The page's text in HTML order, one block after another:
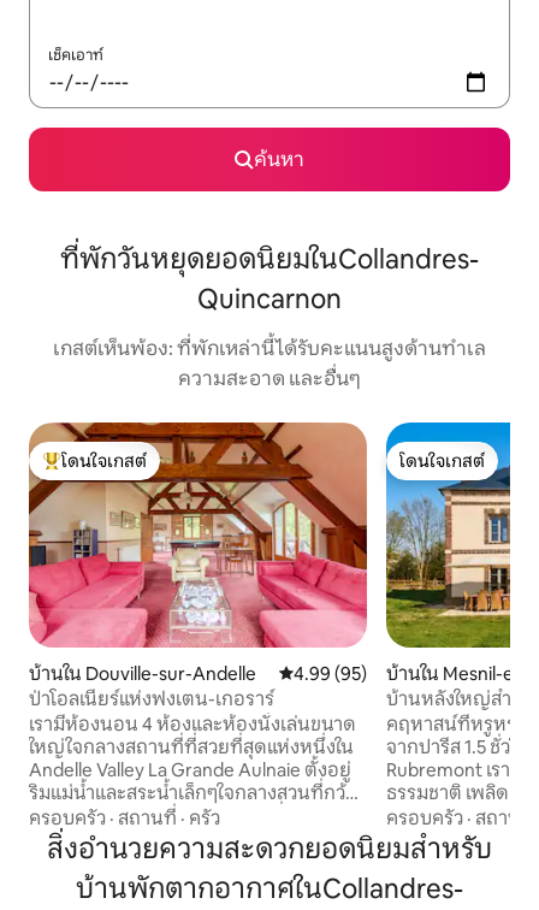
เช็คเอาท์
ค้นหา
ที่พักวันหยุดยอดนิยมในCollandres-
Quincarnon
เกสต์เห็นพ้อง: ที่พักเหล่านี้ได้รับคะแนนสูงด้านทำเล
ความสะอาด และอื่นๆ
โดนใจเกสต์ที่สุด
โดนใจเกสต์
บ้านใน Douville-sur-Andelle คะแนนเฉลี่ย 4.99 จาก 5, 95 รีวิว
4.99 (95)
ป่าโอลเนียร์แห่งฟงเตน-เกอราร์
เรามีห้องนอน 4 ห้องและห้องนั่งเล่นขนาด
ใหญ่ใจกลางสถานที่ที่สวยที่สุดแห่งหนึ่งใน
Andelle Valley La Grande Aulnaie ตั้งอยู่
ริมแม่น้ำและสระน้ำเล็กๆใจกลางสวนที่กว้าง
ใหญ่และเรียบร้อยมีการตกแต่งที่หลาก
หลายและมีสีสันในทุกฤดูกาล La Grande
Aulnaie มีพรมแดนติดกับโบสถ์ Fontaine-
Guérard มีซากปรักหักพังที่น่าสนใจของโรง
ครอบครัว · สถานที่ · ครัว
โดนใจเกสต์
โดนใจเกสต์
บ้านใน Mesnil-en-
บ้านหลังใหญ่สำหรั
ธรรมชาติในนอร์มั
คฤหาสน์ที่หรูหรา
จากปารีส 1.5 ชั่วโ
Rubremont เรา
ธรรมชาติ เพลิดเพลินกับบรรยากาศที่เงียบ
สงบพร้อมเตาผิง
ระเบียง บาร์บีคิว
กลางแจ้ง ที่พักที่ไม่เหมือนใครสำหรับการ
พบปะ พักผ่อน และ
ครอบครัว · สถานที่
สิ่งอำนวยความสะดวกยอดนิยมสำหรับ
บ้านพักตากอากาศในCollandres-